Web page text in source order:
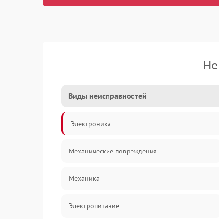
Виды неисправностей
Электроника
Механические повреждения
Механика
Электропитание